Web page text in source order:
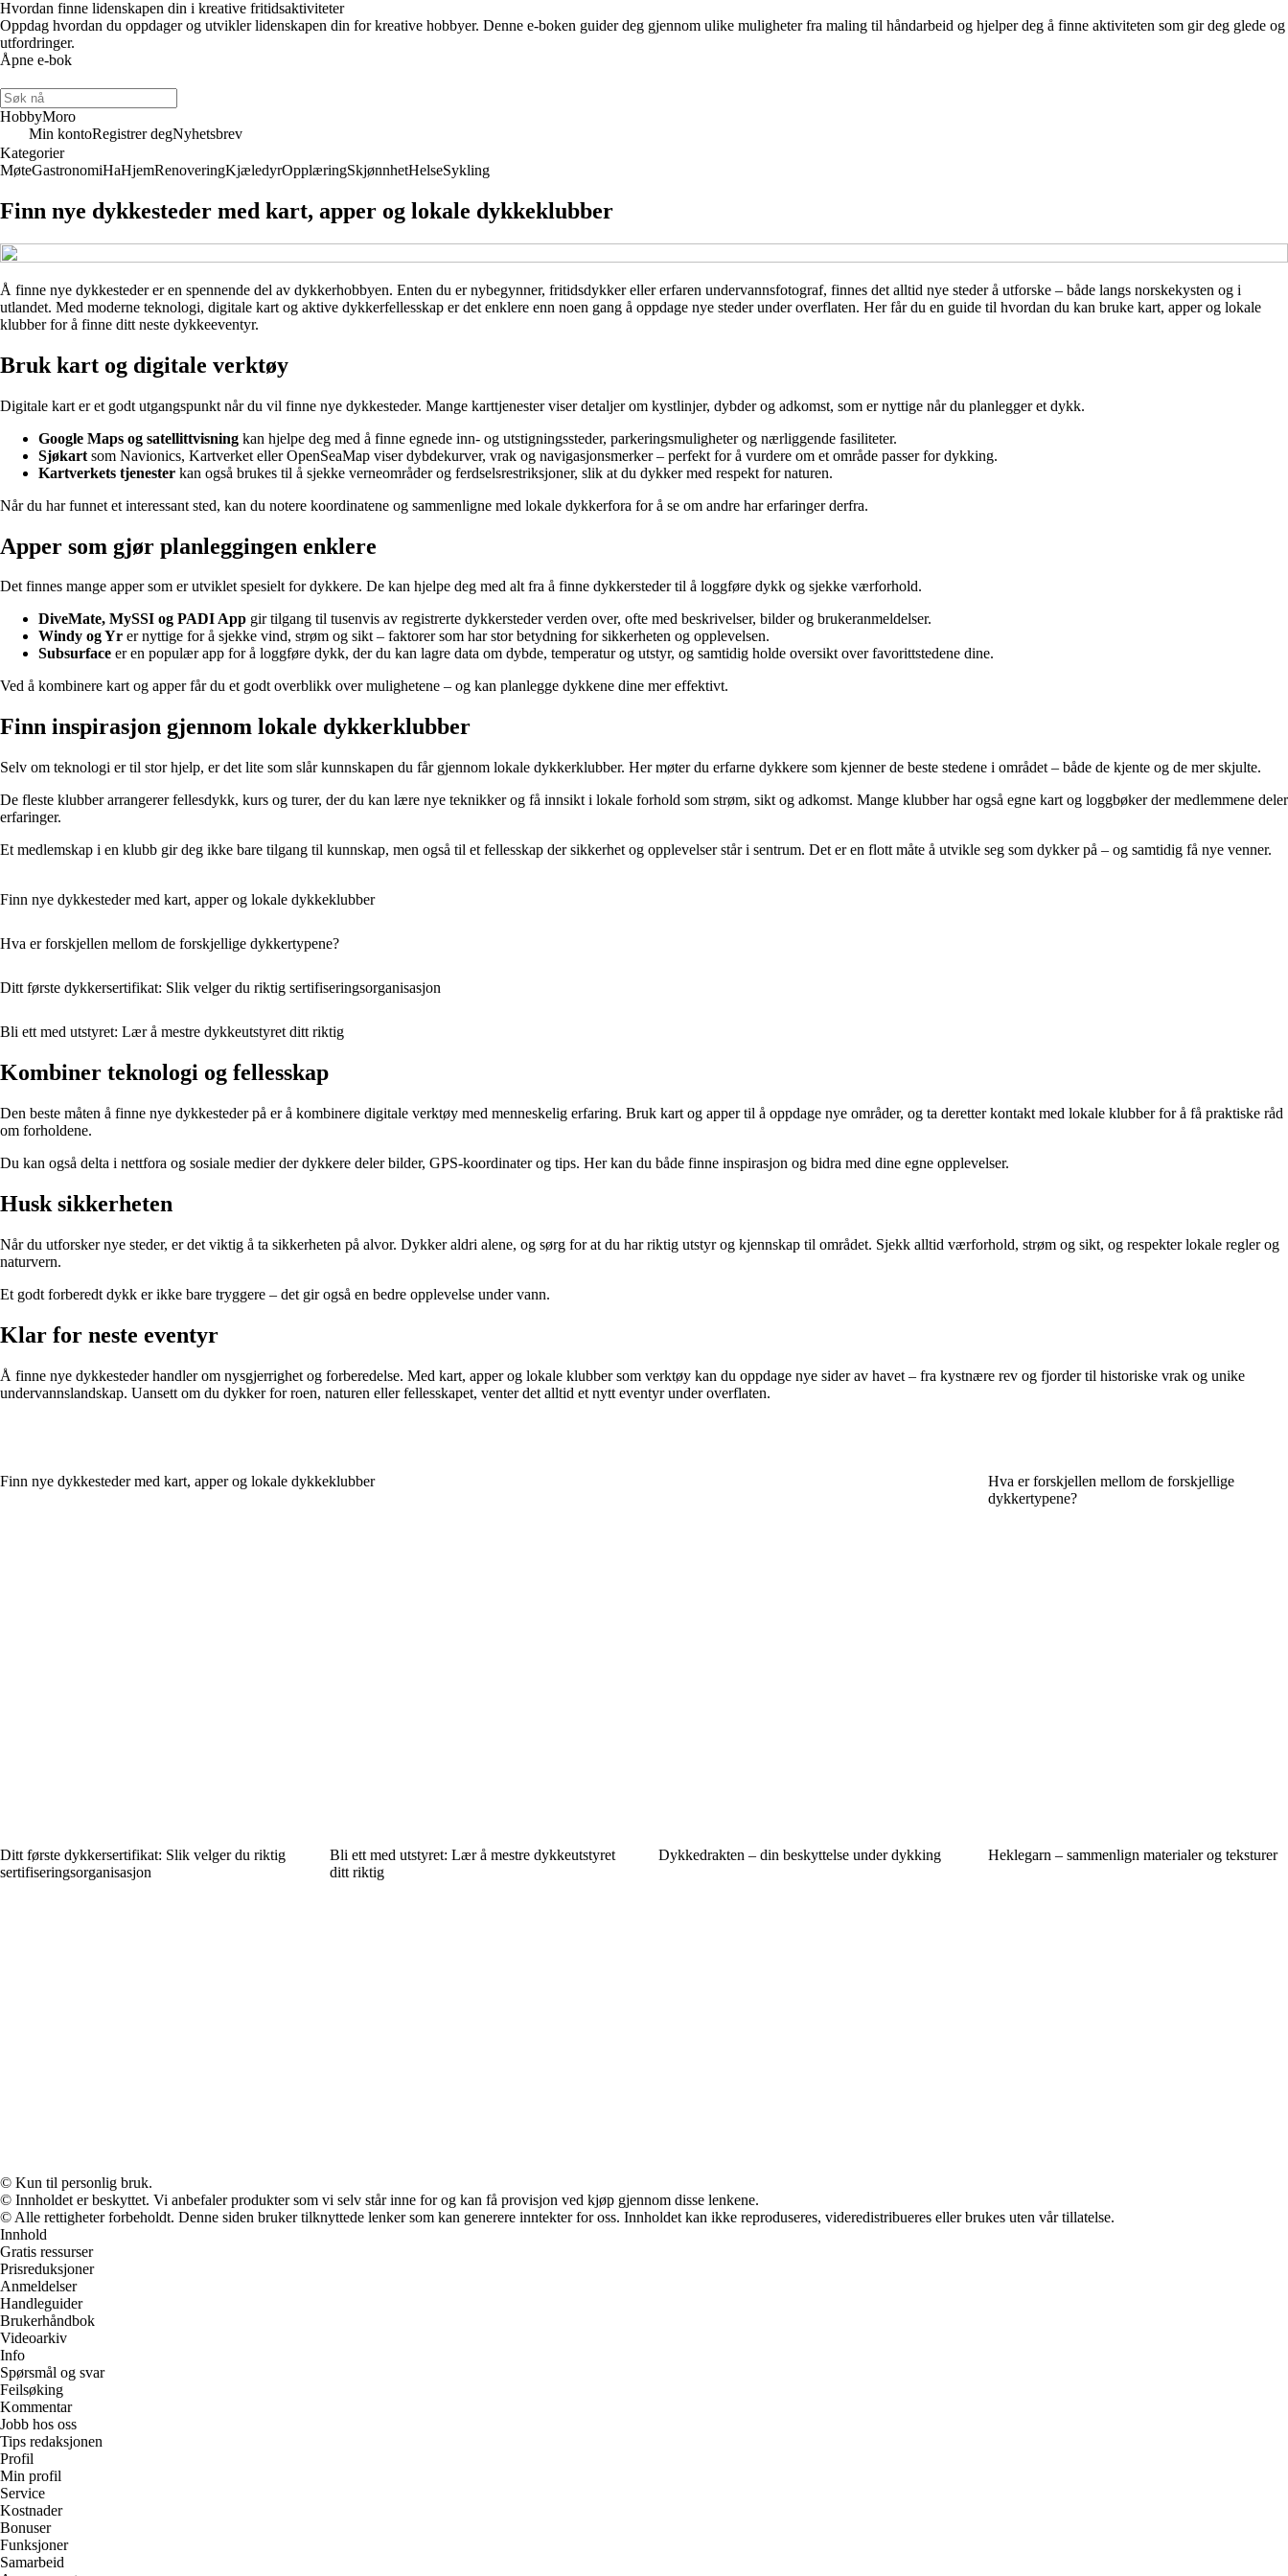
Hvordan finne lidenskapen din i kreative fritidsaktiviteter
Oppdag hvordan du oppdager og utvikler lidenskapen din for kreative hobbyer. Denne e-boken guider deg gjennom ulike muligheter fra maling til håndarbeid og hjelper deg å finne aktiviteten som gir deg glede og
utfordringer.
Åpne e-bok
HobbyMoro
Min kontoRegistrer degNyhetsbrev
Kategorier
MøteGastronomiHaHjemRenoveringKjæledyrOpplæringSkjønnhetHelseSykling
Finn nye dykkesteder med kart, apper og lokale dykkeklubber
Å finne nye dykkesteder er en spennende del av dykkerhobbyen. Enten du er nybegynner, fritidsdykker eller erfaren undervannsfotograf, finnes det alltid nye steder å utforske – både langs norskekysten og i
utlandet. Med moderne teknologi, digitale kart og aktive dykkerfellesskap er det enklere enn noen gang å oppdage nye steder under overflaten. Her får du en guide til hvordan du kan bruke kart, apper og lokale
klubber for å finne ditt neste dykkeeventyr.
Bruk kart og digitale verktøy
Digitale kart er et godt utgangspunkt når du vil finne nye dykkesteder. Mange karttjenester viser detaljer om kystlinjer, dybder og adkomst, som er nyttige når du planlegger et dykk.
Google Maps og satellittvisning kan hjelpe deg med å finne egnede inn- og utstigningssteder, parkeringsmuligheter og nærliggende fasiliteter.
Sjøkart som Navionics, Kartverket eller OpenSeaMap viser dybdekurver, vrak og navigasjonsmerker – perfekt for å vurdere om et område passer for dykking.
Kartverkets tjenester kan også brukes til å sjekke verneområder og ferdselsrestriksjoner, slik at du dykker med respekt for naturen.
Når du har funnet et interessant sted, kan du notere koordinatene og sammenligne med lokale dykkerfora for å se om andre har erfaringer derfra.
Apper som gjør planleggingen enklere
Det finnes mange apper som er utviklet spesielt for dykkere. De kan hjelpe deg med alt fra å finne dykkersteder til å loggføre dykk og sjekke værforhold.
DiveMate, MySSI og PADI App gir tilgang til tusenvis av registrerte dykkersteder verden over, ofte med beskrivelser, bilder og brukeranmeldelser.
Windy og Yr er nyttige for å sjekke vind, strøm og sikt – faktorer som har stor betydning for sikkerheten og opplevelsen.
Subsurface er en populær app for å loggføre dykk, der du kan lagre data om dybde, temperatur og utstyr, og samtidig holde oversikt over favorittstedene dine.
Ved å kombinere kart og apper får du et godt overblikk over mulighetene – og kan planlegge dykkene dine mer effektivt.
Finn inspirasjon gjennom lokale dykkerklubber
Selv om teknologi er til stor hjelp, er det lite som slår kunnskapen du får gjennom lokale dykkerklubber. Her møter du erfarne dykkere som kjenner de beste stedene i området – både de kjente og de mer skjulte.
De fleste klubber arrangerer fellesdykk, kurs og turer, der du kan lære nye teknikker og få innsikt i lokale forhold som strøm, sikt og adkomst. Mange klubber har også egne kart og loggbøker der medlemmene deler
erfaringer.
Et medlemskap i en klubb gir deg ikke bare tilgang til kunnskap, men også til et fellesskap der sikkerhet og opplevelser står i sentrum. Det er en flott måte å utvikle seg som dykker på – og samtidig få nye venner.
Finn nye dykkesteder med kart, apper og lokale dykkeklubber
Hva er forskjellen mellom de forskjellige dykkertypene?
Ditt første dykkersertifikat: Slik velger du riktig sertifiseringsorganisasjon
Bli ett med utstyret: Lær å mestre dykkeutstyret ditt riktig
Kombiner teknologi og fellesskap
Den beste måten å finne nye dykkesteder på er å kombinere digitale verktøy med menneskelig erfaring. Bruk kart og apper til å oppdage nye områder, og ta deretter kontakt med lokale klubber for å få praktiske råd
om forholdene.
Du kan også delta i nettfora og sosiale medier der dykkere deler bilder, GPS-koordinater og tips. Her kan du både finne inspirasjon og bidra med dine egne opplevelser.
Husk sikkerheten
Når du utforsker nye steder, er det viktig å ta sikkerheten på alvor. Dykker aldri alene, og sørg for at du har riktig utstyr og kjennskap til området. Sjekk alltid værforhold, strøm og sikt, og respekter lokale regler og
naturvern.
Et godt forberedt dykk er ikke bare tryggere – det gir også en bedre opplevelse under vann.
Klar for neste eventyr
Å finne nye dykkesteder handler om nysgjerrighet og forberedelse. Med kart, apper og lokale klubber som verktøy kan du oppdage nye sider av havet – fra kystnære rev og fjorder til historiske vrak og unike
undervannslandskap. Uansett om du dykker for roen, naturen eller fellesskapet, venter det alltid et nytt eventyr under overflaten.
Finn nye dykkesteder med kart, apper og lokale dykkeklubber
Hva er forskjellen mellom de forskjellige
dykkertypene?
Ditt første dykkersertifikat: Slik velger du riktig
sertifiseringsorganisasjon
Bli ett med utstyret: Lær å mestre dykkeutstyret
ditt riktig
Dykkedrakten – din beskyttelse under dykking Heklegarn – sammenlign materialer og teksturer
© Kun til personlig bruk.
© Innholdet er beskyttet. Vi anbefaler produkter som vi selv står inne for og kan få provisjon ved kjøp gjennom disse lenkene.
© Alle rettigheter forbeholdt. Denne siden bruker tilknyttede lenker som kan generere inntekter for oss. Innholdet kan ikke reproduseres, videredistribueres eller brukes uten vår tillatelse.
Innhold
Gratis ressurser
Prisreduksjoner
Anmeldelser
Handleguider
Brukerhåndbok
Videoarkiv
Info
Spørsmål og svar
Feilsøking
Kommentar
Jobb hos oss
Tips redaksjonen
Profil
Min profil
Service
Kostnader
Bonuser
Funksjoner
Samarbeid